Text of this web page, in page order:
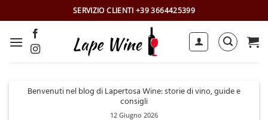
ai
contenuti
SERVIZIO CLIENTI +39 3664425399
Benvenuti nel blog di Lapertosa Wine: storie di vino, guide e
consigli
12 Giugno 2026